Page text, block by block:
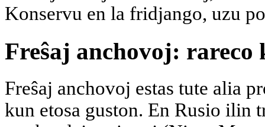
Konservu en la fridjango, uzu
Freŝaj anchovoj: rareco
Freŝaj anchovoj estas tute alia
kun etosa guston. En Rusio ilin